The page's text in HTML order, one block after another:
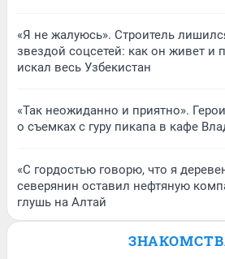
«Я не жалуюсь». Строитель
звездой соцсетей: как он живет и
искал весь Узбекистан
«Так неожиданно и приятно».
о съемках с гуру пикапа в кафе
«С гордостью говорю, что я
северянин оставил нефтяную
глушь на Алтай